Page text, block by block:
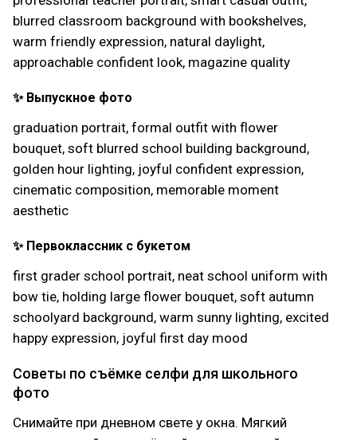
blurred classroom background with bookshelves,
warm friendly expression, natural daylight,
approachable confident look, magazine quality
✨ Выпускное фото
graduation portrait, formal outfit with flower
bouquet, soft blurred school building background,
golden hour lighting, joyful confident expression,
cinematic composition, memorable moment
aesthetic
✨ Первоклассник с букетом
first grader school portrait, neat school uniform with
bow tie, holding large flower bouquet, soft autumn
schoolyard background, warm sunny lighting, excited
happy expression, joyful first day mood
Советы по съёмке селфи для школьного
фото
Снимайте при дневном свете у окна. Мягкий